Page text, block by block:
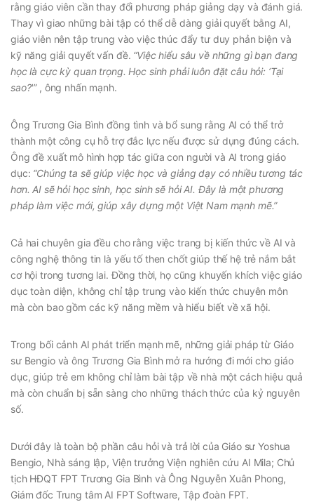
rằng giáo viên cần thay đổi phương pháp giảng dạy và đánh giá.
Thay vì giao những bài tập có thể dễ dàng giải quyết bằng AI,
giáo viên nên tập trung vào việc thúc đẩy tư duy phản biện và
kỹ năng giải quyết vấn đề. “Việc hiểu sâu về những gì bạn đang
học là cực kỳ quan trọng. Học sinh phải luôn đặt câu hỏi: ‘Tại
sao?'” , ông nhấn mạnh.
Ông Trương Gia Bình đồng tình và bổ sung rằng AI có thể trở
thành một công cụ hỗ trợ đắc lực nếu được sử dụng đúng cách.
Ông đề xuất mô hình hợp tác giữa con người và AI trong giáo
dục: “Chúng ta sẽ giúp việc học và giảng dạy có nhiều tương tác
hơn. AI sẽ hỏi học sinh, học sinh sẽ hỏi AI. Đây là một phương
pháp làm việc mới, giúp xây dựng một Việt Nam mạnh mẽ.”
Cả hai chuyên gia đều cho rằng việc trang bị kiến thức về AI và
công nghệ thông tin là yếu tố then chốt giúp thế hệ trẻ nắm bắt
cơ hội trong tương lai. Đồng thời, họ cũng khuyến khích việc giáo
dục toàn diện, không chỉ tập trung vào kiến thức chuyên môn
mà còn bao gồm các kỹ năng mềm và hiểu biết về xã hội.
Trong bối cảnh AI phát triển mạnh mẽ, những giải pháp từ Giáo
sư Bengio và ông Trương Gia Bình mở ra hướng đi mới cho giáo
dục, giúp trẻ em không chỉ làm bài tập về nhà một cách hiệu quả
mà còn chuẩn bị sẵn sàng cho những thách thức của kỷ nguyên
số.
Dưới đây là toàn bộ phần câu hỏi và trả lời của Giáo sư Yoshua
Bengio, Nhà sáng lập, Viện trưởng Viện nghiên cứu AI Mila; Chủ
tịch HĐQT FPT Trương Gia Bình và Ông Nguyễn Xuân Phong,
Giám đốc Trung tâm AI FPT Software, Tập đoàn FPT.